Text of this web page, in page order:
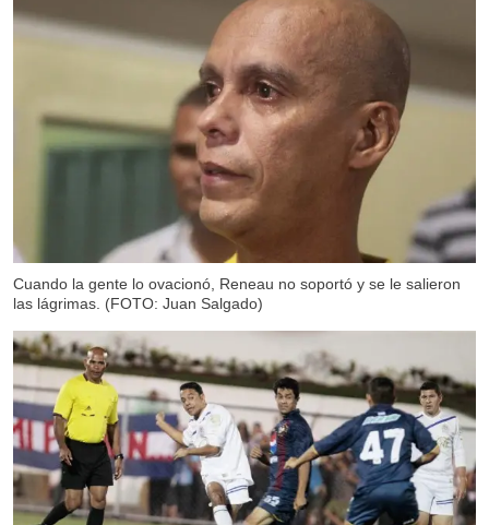
Cuando la gente lo ovacionó, Reneau no soportó y se le salieron
las lágrimas. (FOTO: Juan Salgado)